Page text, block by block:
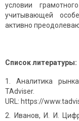
условии
учитывающей
активно
Список литературы:
Аналитика
TAdviser.
URL: https://
Иванов, И. И.